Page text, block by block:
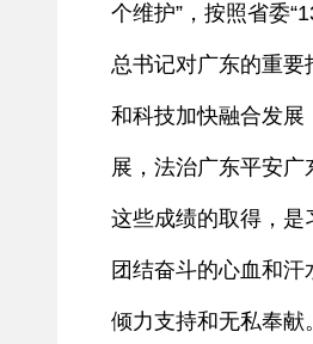
个维护”，按照省委
总书记对广东的重要
和科技加快融合发展
展，法治广东平安
这些成绩的取得，是
团结奋斗的心血和
倾力支持和无私奉献